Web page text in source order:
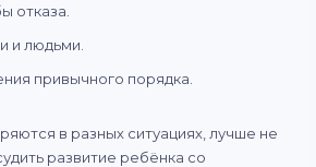
отказа.
и людьми.
привычного порядка.
в разных ситуациях, лучше не
развитие ребёнка со